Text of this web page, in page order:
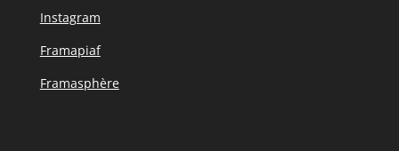
Instagram
Framapiaf
Framasphère